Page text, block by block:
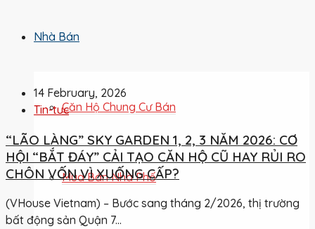
Nhà Bán
Căn Hộ Chung Cư Bán
Mua Bán Nhà Phố
14 February, 2026
Tin-tuc
“LÃO LÀNG” SKY GARDEN 1, 2, 3 NĂM 2026: CƠ
HỘI “BẮT ĐÁY” CẢI TẠO CĂN HỘ CŨ HAY RỦI RO
CHÔN VỐN VÌ XUỐNG CẤP?
(VHouse Vietnam) – Bước sang tháng 2/2026, thị trường
bất động sản Quận 7...